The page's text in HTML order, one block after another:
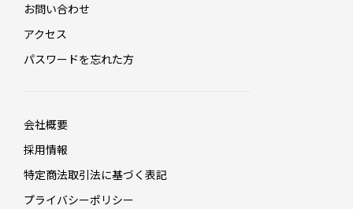
お問い合わせ
アクセス
パスワードを忘れた方
会社概要
採用情報
特定商法取引法に基づく表記
プライバシーポリシー